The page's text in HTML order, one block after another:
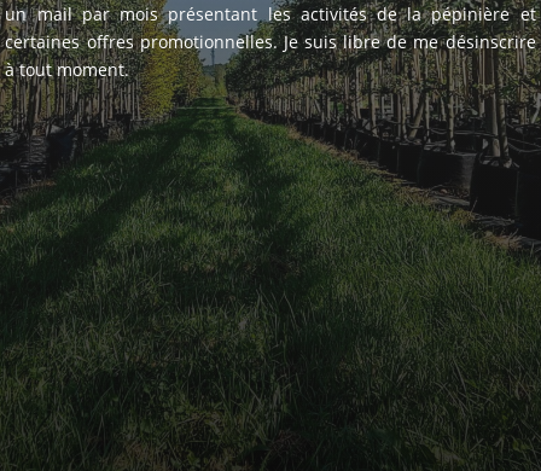
un mail par mois présentant les activités de la pépinière et
certaines offres promotionnelles. Je suis libre de me désinscrire
à tout moment.